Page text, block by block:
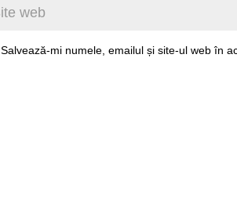
Salvează-mi numele, emailul și site-ul web în